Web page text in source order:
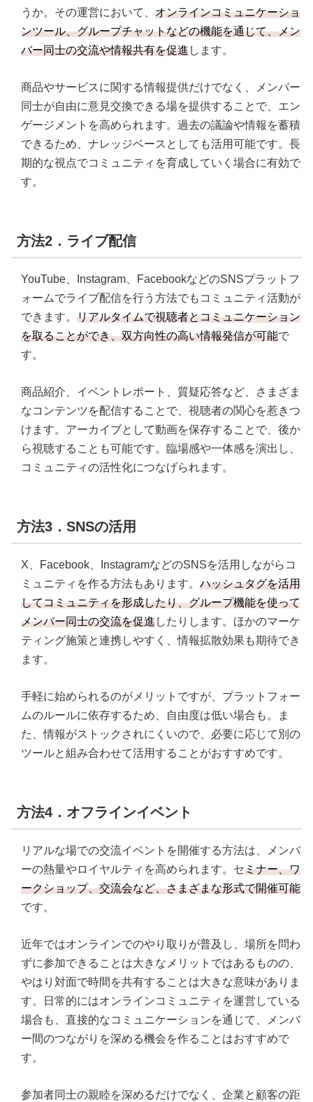
うか。その運営において、 オンラインコミュニケーショ
ンツール、グループチャットなどの機能を通じて、メン
バー同士の交流や情報共有を促進します。
商品やサービスに関する情報提供だけでなく、メンバー
同士が自由に意見交換できる場を提供することで、エン
ゲージメントを高められます。過去の議論や情報を蓄積
できるため、ナレッジベースとしても活用可能です。長
期的な視点でコミュニティを育成していく場合に有効で
す。
方法2．ライブ配信
YouTube、Instagram、FacebookなどのSNSプラットフ
ォームでライブ配信を行う方法でもコミュニティ活動が
できます。 リアルタイムで視聴者とコミュニケーション
を取ることができ、双方向性の高い情報発信が可能で
す。
商品紹介、イベントレポート、質疑応答など、さまざま
なコンテンツを配信することで、視聴者の関心を惹きつ
けます。アーカイブとして動画を保存することで、後か
ら視聴することも可能です。臨場感や一体感を演出し、
コミュニティの活性化につなげられます。
方法3．SNSの活用
X、Facebook、InstagramなどのSNSを活用しながらコ
ミュニティを作る方法もあります。 ハッシュタグを活用
してコミュニティを形成したり、グループ機能を使って
メンバー同士の交流を促進したりします。ほかのマーケ
ティング施策と連携しやすく、情報拡散効果も期待でき
ます。
手軽に始められるのがメリットですが、プラットフォー
ムのルールに依存するため、自由度は低い場合も。ま
た、情報がストックされにくいので、必要に応じて別の
ツールと組み合わせて活用することがおすすめです。
方法4．オフラインイベント
リアルな場での交流イベントを開催する方法は、メンバ
ーの熱量やロイヤルティを高められます。セミナー、ワ
ークショップ、交流会など、さまざまな形式で開催可能
です。
近年ではオンラインでのやり取りが普及し、場所を問わ
ずに参加できることは大きなメリットではあるものの、
やはり対面で時間を共有することは大きな意味がありま
す。日常的にはオンラインコミュニティを運営している
場合も、直接的なコミュニケーションを通じて、メンバ
ー間のつながりを深める機会を作ることはおすすめで
す。
参加者同士の親睦を深めるだけでなく、企業と顧客の距